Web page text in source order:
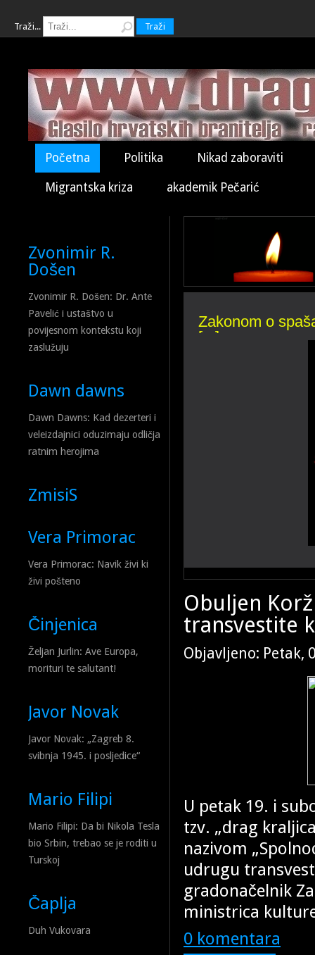
Traži... Traži
Početna Politika Nikad zaboraviti
Migrantska kriza akademik Pečarić
Zvonimir R.
Došen
Zvonimir R. Došen: Dr. Ante
Pavelić i ustaštvo u
povijesnom kontekstu koji
zaslužuju
Dawn dawns
Dawn Dawns: Kad dezerteri i
veleizdajnici oduzimaju odličja
ratnim herojima
ZmisiS
Vera Primorac
Vera Primorac: Navik živi ki
živi pošteno
Činjenica
Željan Jurlin: Ave Europa,
morituri te salutant!
Javor Novak
Javor Novak: „Zagreb 8.
svibnja 1945. i posljedice“
Mario Filipi
Mario Filipi: Da bi Nikola Tesla
bio Srbin, trebao se je roditi u
Turskoj
Čaplja
Duh Vukovara
Zakonom o
[...]
„Dopuštamo da
Rosander je također rekla
Obuljen
transvestite
Objavljeno: Petak,
U petak 19. i
tzv. „drag
nazivom
udrugu
gradonačelnik
ministrica
0 komentara